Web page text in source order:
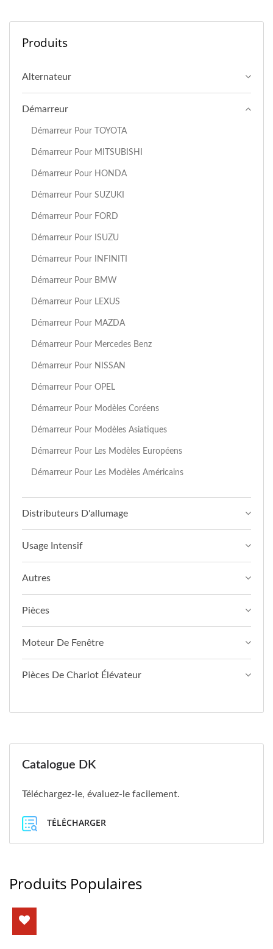
Produits
Alternateur
Démarreur
Démarreur Pour TOYOTA
Démarreur Pour MITSUBISHI
Démarreur Pour HONDA
Démarreur Pour SUZUKI
Démarreur Pour FORD
Démarreur Pour ISUZU
Démarreur Pour INFINITI
Démarreur Pour BMW
Démarreur Pour LEXUS
Démarreur Pour MAZDA
Démarreur Pour Mercedes Benz
Démarreur Pour NISSAN
Démarreur Pour OPEL
Démarreur Pour Modèles Coréens
Démarreur Pour Modèles Asiatiques
Démarreur Pour Les Modèles Européens
Démarreur Pour Les Modèles Américains
Distributeurs D'allumage
Usage Intensif
Autres
Pièces
Moteur De Fenêtre
Pièces De Chariot Élévateur
Catalogue DK
Téléchargez-le, évaluez-le facilement.
TÉLÉCHARGER
Produits Populaires